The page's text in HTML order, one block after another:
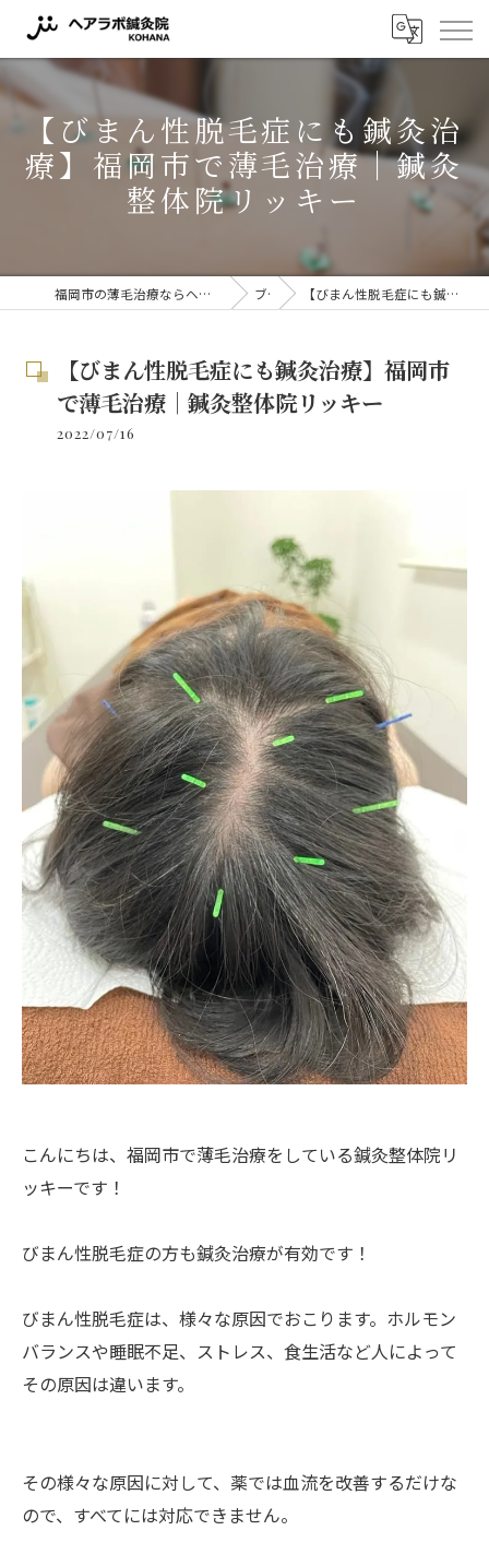
【びまん性脱毛症にも鍼灸治
療】福岡市で薄毛治療｜鍼灸
整体院リッキー
福岡市の薄毛治療ならヘアラボ鍼灸院 KOHANA 〜薬に頼らない薄毛対策〜 ブログ 【びまん性脱毛症にも鍼灸治療】福岡市で薄毛治療｜鍼灸整体院リッキー
【びまん性脱毛症にも鍼灸治療】福岡市
で薄毛治療｜鍼灸整体院リッキー
2022/07/16
こんにちは、福岡市で薄毛治療をしている鍼灸整体院リ
ッキーです！
びまん性脱毛症の方も鍼灸治療が有効です！
びまん性脱毛症は、様々な原因でおこります。ホルモン
バランスや睡眠不足、ストレス、食生活など人によって
その原因は違います。
その様々な原因に対して、薬では血流を改善するだけな
ので、すべてには対応できません。